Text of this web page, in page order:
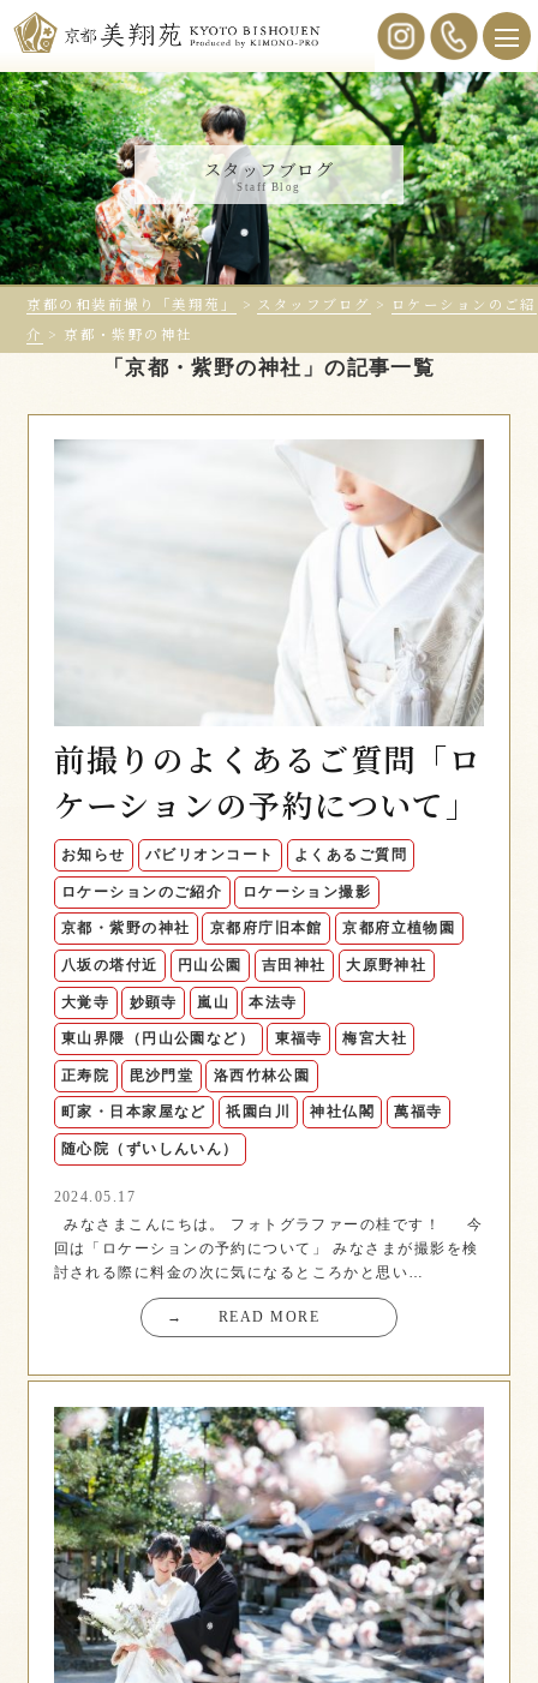
スタッフブログ
Staff Blog
京都の和装前撮り「美翔苑」 > スタッフブログ > ロケーションのご紹
介 > 京都・紫野の神社
「京都・紫野の神社」の記事一覧
前撮りのよくあるご質問「ロ
ケーションの予約について」
お知らせ パビリオンコート よくあるご質問
ロケーションのご紹介 ロケーション撮影
京都・紫野の神社 京都府庁旧本館 京都府立植物園
八坂の塔付近 円山公園 吉田神社 大原野神社
大覚寺 妙顕寺 嵐山 本法寺
東山界隈（円山公園など） 東福寺 梅宮大社
正寿院 毘沙門堂 洛西竹林公園
町家・日本家屋など 祇園白川 神社仏閣 萬福寺
随心院（ずいしんいん）
2024.05.17
みなさまこんにちは。 フォトグラファーの桂です！ 今
回は「ロケーションの予約について」 みなさまが撮影を検
討される際に料金の次に気になるところかと思い…
→ READ MORE